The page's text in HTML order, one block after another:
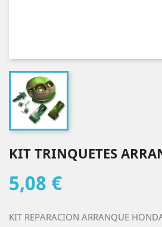
KIT TRINQUETES
5,08 €
KIT REPARACION ARRANQUE